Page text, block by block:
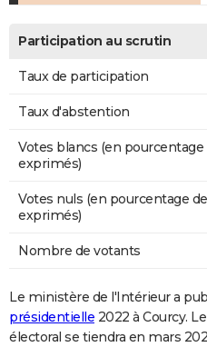
Participation au scrutin
Taux de participation
Taux d'abstention
Votes blancs (en pourcentage
exprimés)
Votes nuls (en pourcentage
exprimés)
Nombre de votants
Le ministère de l'Intérieur a
présidentielle 2022 à Courcy.
électoral se tiendra en mars